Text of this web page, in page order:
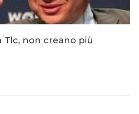
Tlc, non creano più